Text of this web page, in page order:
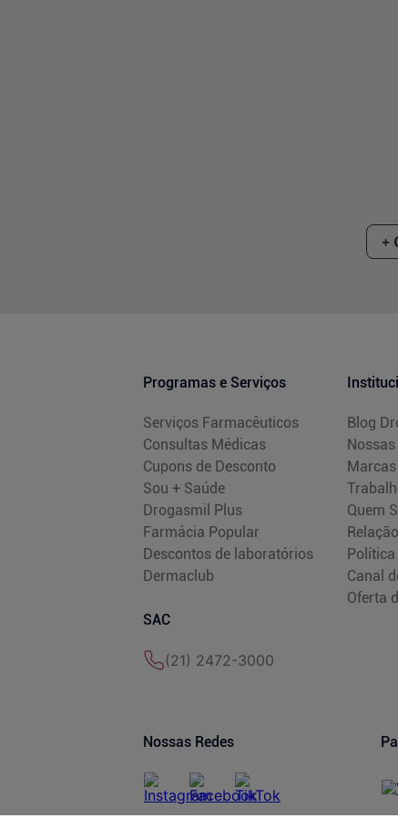
Programas e Serviços
Serviços Farmacêuticos
Consultas Médicas
Cupons de Desconto
Sou + Saúde
Drogasmil Plus
Farmácia Popular
Descontos de laboratórios
Dermaclub
Blog
Quem
Canal
Oferta
SAC
(21) 2472-3000
Nossas Redes